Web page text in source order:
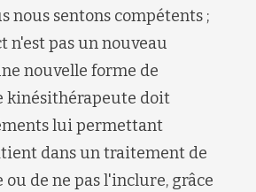
nous sentons compétents ;
n'est pas un nouveau
nouvelle forme de
kinésithérapeute doit
lui permettant
dans un traitement de
de ne pas l'inclure, grâce